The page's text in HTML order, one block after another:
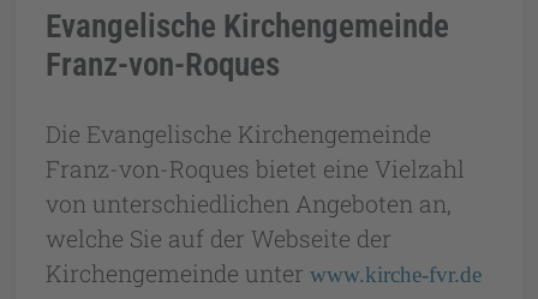
Evangelische Kirchengemeinde
Franz-von-Roques
Die Evangelische Kirchengemeinde
Franz-von-Roques bietet eine Vielzahl
von unterschiedlichen Angeboten an,
welche Sie auf der Webseite der
Kirchengemeinde unterwww.kirche-fvr.de